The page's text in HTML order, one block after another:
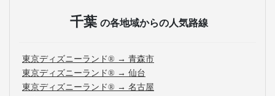
千葉 の各地域からの人気路線
東京ディズニーランド® → 青森市
東京ディズニーランド® → 仙台
東京ディズニーランド® → 名古屋